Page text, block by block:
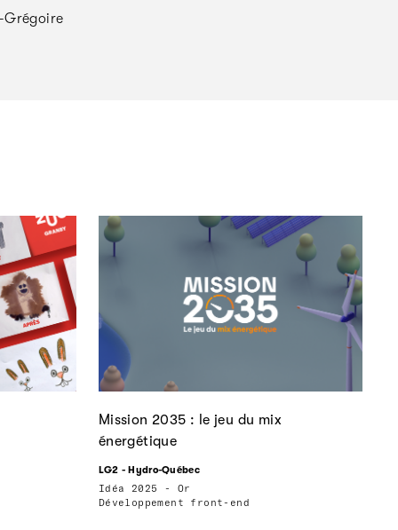
Grégoire
Mission 2035 : le jeu du mix
énergétique
LG2 - Hydro-Québec
Idéa 2025 - Or
Développement front-end